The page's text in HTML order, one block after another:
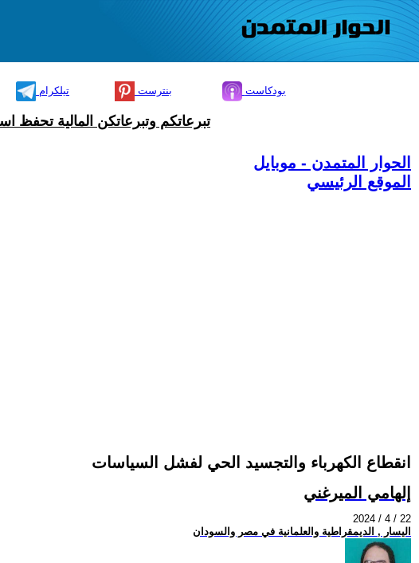
تيلكرام بنترست بودكاست
تبرعاتكم وتبرعاتكن المالية تحفظ
الحوار المتمدن - موبايل
الموقع الرئيسي
انقطاع الكهرباء والتجسيد الحي لفشل السياسات
إلهامي الميرغني
2024 / 4 / 22
اليسار , الديمقراطية والعلمانية في مصر والسودان